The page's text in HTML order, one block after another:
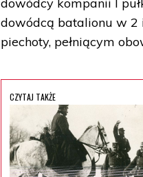
dowódcą batalionu w 2
piechoty, pełniącym
CZYTAJ TAKŻE